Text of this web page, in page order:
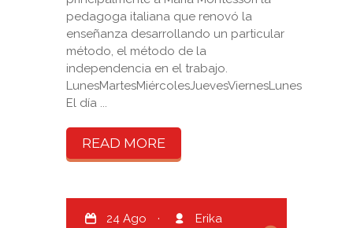
pedagoga italiana que renovó la
enseñanza desarrollando un particular
método, el método de la
independencia en el trabajo.
LunesMartesMiércolesJuevesViernesLunes
El día ...
READ MORE
24 Ago ·
Erika